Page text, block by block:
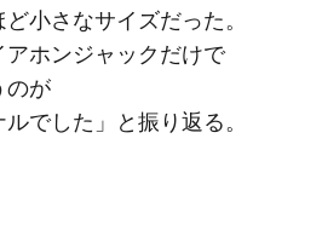
小さな​サイズだった。​
アホンジャックだけで​
のが​
でした」と​振り返る。